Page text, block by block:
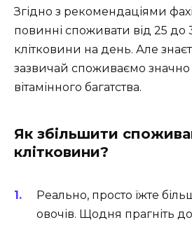
Згідно з рекомендаціями
повинні споживати від 25 до
клітковини на день. Але
зазвичай споживаємо
вітамінного багатства.
Як збільшити
клітковини?
Реально, просто їжте
овочів. Щодня прагніть